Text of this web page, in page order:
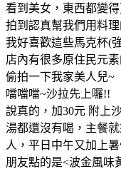
看到美女，東西都變
拍到認真幫我們用料
我好喜歡這些馬克杯(
店內有很多原住民元
偷拍一下我家美人兒~
噹噹噹~沙拉先上囉!!
說真的，加30元 附上
湯都還沒有喝，主餐
人，平日中午又加上
朋友點的是<波金風味